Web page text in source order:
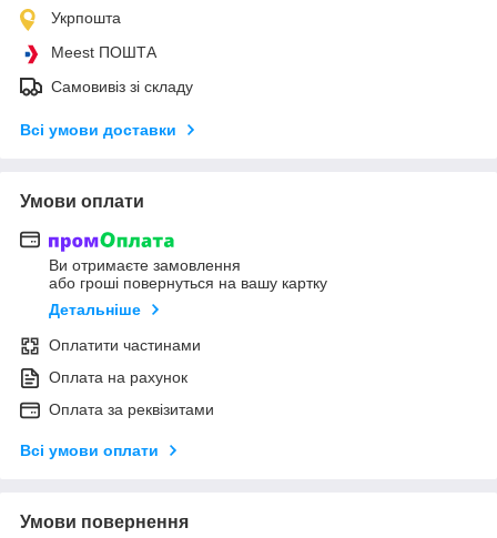
Укрпошта
Meest ПОШТА
Самовивіз зі складу
Всі умови доставки
Умови оплати
Ви отримаєте замовлення
або гроші повернуться на вашу картку
Детальніше
Оплатити частинами
Оплата на рахунок
Оплата за реквізитами
Всі умови оплати
Умови повернення